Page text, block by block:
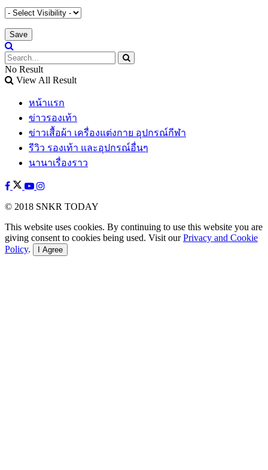
No Result
View All Result
หน้าแรก
ข่าวรองเท้า
ข่าวเสื้อผ้า เครื่องแต่งกาย อุปกรณ์กีฬา
รีวิว รองเท้า และอุปกรณ์อื่นๆ
นานาเรื่องราว
© 2018 SNKR TODAY
This website uses cookies. By continuing to use this website you are
giving consent to cookies being used. Visit ourPrivacy and Cookie
Policy. I Agree